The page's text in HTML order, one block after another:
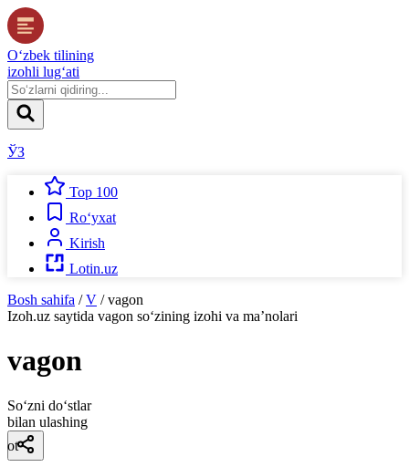
O‘zbek tilining
izohli lug‘ati
ЎЗ
Top 100
Ro‘yxat
Kirish
Lotin.uz
Bosh sahifa / V / vagon
Izoh.uz saytida vagon so‘zining izohi va ma’nolari
vagon
So‘zni do‘stlar
bilan ulashing
ot